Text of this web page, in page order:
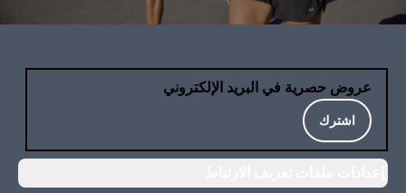
عروض حصرية في البريد الإلكتروني
اشترك